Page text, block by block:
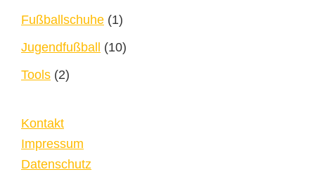
Fußballschuhe (1)
Jugendfußball (10)
Tools (2)
Kontakt
Impressum
Datenschutz